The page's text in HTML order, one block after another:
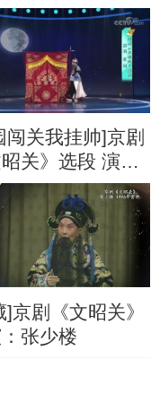
演者：杨少彭
闯关我挂帅]京剧
昭关》选段 演
剑
]京剧《文昭关》
张少楼